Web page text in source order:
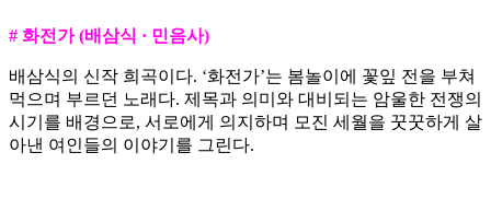
# 화전가 (배삼식 · 민음사)
배삼식의 신작 희곡이다. ‘화전가’는 봄놀이에 꽃잎 전을 부쳐
먹으며 부르던 노래다. 제목과 의미와 대비되는 암울한 전쟁의
시기를 배경으로, 서로에게 의지하며 모진 세월을 꿋꿋하게 살
아낸 여인들의 이야기를 그린다.